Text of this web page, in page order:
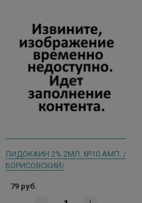
ЛИДОКАИН 2% 2МЛ. №10 АМП. /
БОРИСОВСКИЙ/
79 руб.